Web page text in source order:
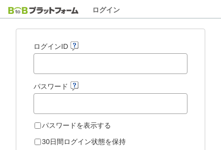
ログイン
ログインID
パスワード
パスワードを表示する
30日間ログイン状態を保持